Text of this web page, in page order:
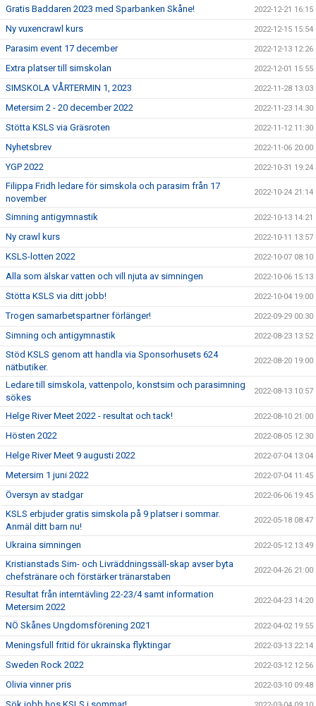
Gratis Baddaren 2023 med Sparbanken Skåne! 2022-12-21 16:15
Ny vuxencrawl kurs 2022-12-15 15:54
Parasim event 17 december 2022-12-13 12:26
Extra platser till simskolan 2022-12-01 15:55
SIMSKOLA VÅRTERMIN 1, 2023 2022-11-28 13:03
Metersim 2 - 20 december 2022 2022-11-23 14:30
Stötta KSLS via Gräsroten 2022-11-12 11:30
Nyhetsbrev 2022-11-06 20:00
YGP 2022 2022-10-31 19:24
Filippa Fridh ledare för simskola och parasim från 17
november
2022-10-24 21:14
Simning antigymnastik 2022-10-13 14:21
Ny crawl kurs 2022-10-11 13:57
KSLS-lotten 2022 2022-10-07 08:10
Alla som älskar vatten och vill njuta av simningen 2022-10-06 15:13
Stötta KSLS via ditt jobb! 2022-10-04 19:00
Trogen samarbetspartner förlänger! 2022-09-29 00:30
Simning och antigymnastik 2022-08-23 13:52
Stöd KSLS genom att handla via Sponsorhusets 624
nätbutiker.
2022-08-20 19:00
Ledare till simskola, vattenpolo, konstsim och parasimning
sökes
2022-08-13 10:57
Helge River Meet 2022 - resultat och tack! 2022-08-10 21:00
Hösten 2022 2022-08-05 12:30
Helge River Meet 9 augusti 2022 2022-07-04 13:04
Metersim 1 juni 2022 2022-07-04 11:45
Översyn av stadgar 2022-06-06 19:45
KSLS erbjuder gratis simskola på 9 platser i sommar.
Anmäl ditt barn nu!
2022-05-18 08:47
Ukraina simningen 2022-05-12 13:49
Kristianstads Sim- och Livräddningssäll-skap avser byta
chefstränare och förstärker tränarstaben
2022-04-26 21:00
Resultat från interntävling 22-23/4 samt information
Metersim 2022
2022-04-23 14:20
NÖ Skånes Ungdomsförening 2021 2022-04-02 19:55
Meningsfull fritid för ukrainska flyktingar 2022-03-13 22:14
Sweden Rock 2022 2022-03-12 12:56
Olivia vinner pris 2022-03-10 09:48